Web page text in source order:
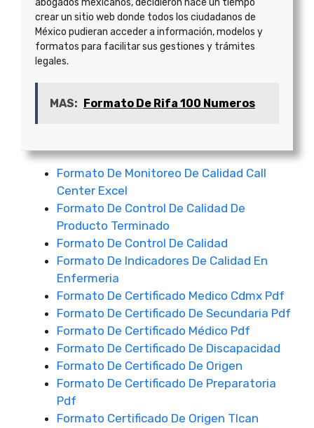
abogados mexicanos, decidieron hace un tiempo
crear un sitio web donde todos los ciudadanos de
México pudieran acceder a información, modelos y
formatos para facilitar sus gestiones y trámites
legales.
MAS: Formato De Rifa 100 Numeros
Formato De Monitoreo De Calidad Call
Center Excel
Formato De Control De Calidad De
Producto Terminado
Formato De Control De Calidad
Formato De Indicadores De Calidad En
Enfermeria
Formato De Certificado Medico Cdmx Pdf
Formato De Certificado De Secundaria Pdf
Formato De Certificado Médico Pdf
Formato De Certificado De Discapacidad
Formato De Certificado De Origen
Formato De Certificado De Preparatoria
Pdf
Formato Certificado De Origen Tlcan